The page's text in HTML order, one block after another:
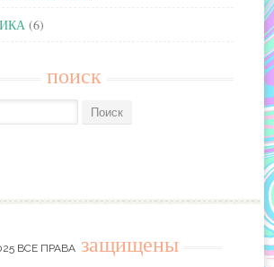
(6)
поиск
ВСЕ ПРАВА защищены